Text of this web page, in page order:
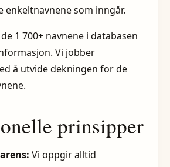
enkeltnavnene som inngår.
1 700+ navnene i databasen
Vi jobber
å utvide dekningen for de
prinsipper
Vi oppgir alltid